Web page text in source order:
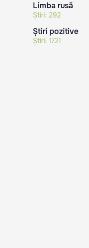
Limba rusă
Știri: 292
Știri pozitive
Știri: 1721